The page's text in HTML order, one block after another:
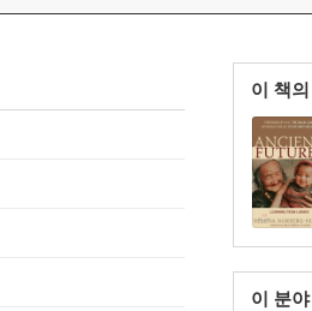
이 책
이 분